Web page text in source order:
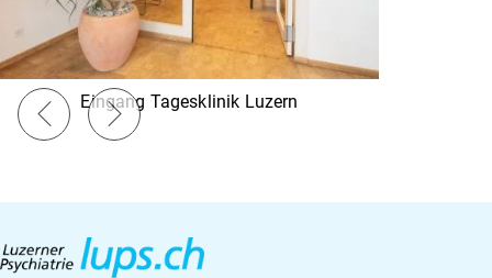
Eingang Tagesklinik Luzern